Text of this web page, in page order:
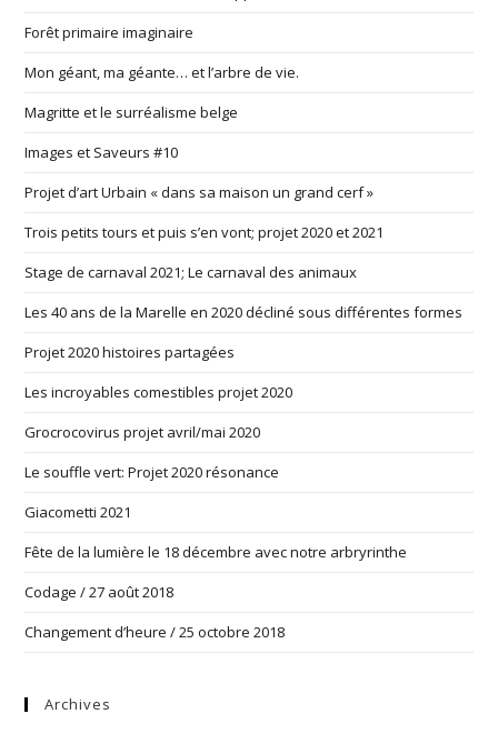
Forêt primaire imaginaire
Mon géant, ma géante… et l’arbre de vie.
Magritte et le surréalisme belge
Images et Saveurs #10
Projet d’art Urbain « dans sa maison un grand cerf »
Trois petits tours et puis s’en vont; projet 2020 et 2021
Stage de carnaval 2021; Le carnaval des animaux
Les 40 ans de la Marelle en 2020 décliné sous différentes formes
Projet 2020 histoires partagées
Les incroyables comestibles projet 2020
Grocrocovirus projet avril/mai 2020
Le souffle vert: Projet 2020 résonance
Giacometti 2021
Fête de la lumière le 18 décembre avec notre arbryrinthe
Codage / 27 août 2018
Changement d’heure / 25 octobre 2018
Archives